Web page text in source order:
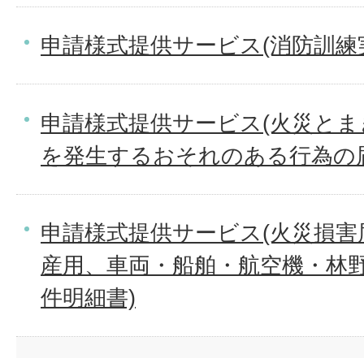
申請様式提供サービス(消防訓
申請様式提供サービス(火災と
を発生するおそれのある行為の
申請様式提供サービス(火災損
産用、車両・船舶・航空機・林
件明細書)